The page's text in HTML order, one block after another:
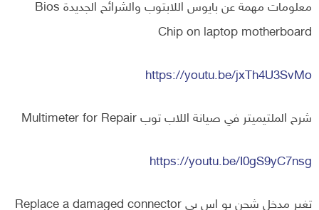
معلومات مهمة عن بايوس اللابتوب والشرائح الجديدة Bios
Chip on laptop motherboard
https://youtu.be/jxTh4U3SvMo
شرح الملتيميتر في صيانة اللاب توب Multimeter for Repair
https://youtu.be/I0gS9yC7nsg
تغير مدخل شحن يو اس بي Replace a damaged connector